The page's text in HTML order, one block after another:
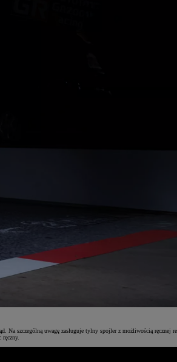
szczególną uwagę zasługuje tylny spojler z możliwością ręcznej